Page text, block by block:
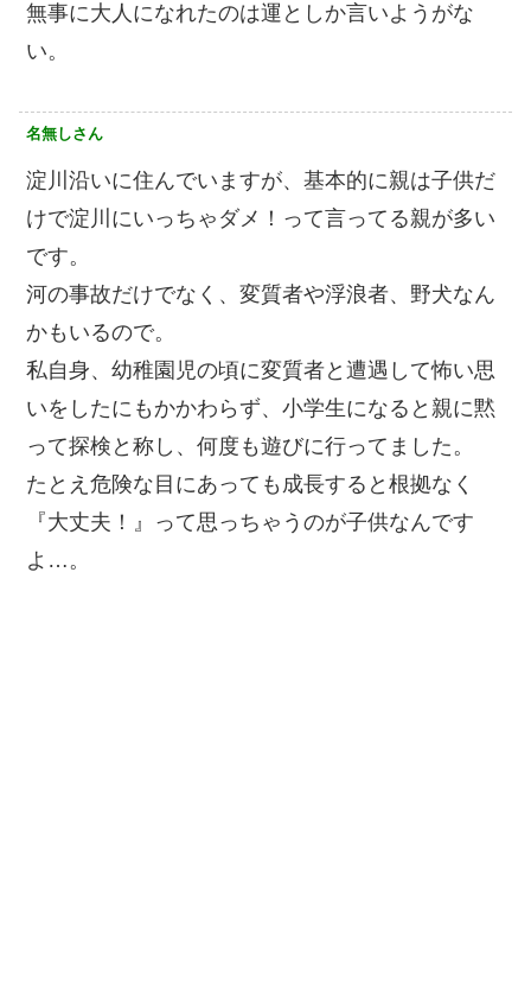
無事に大人になれたのは運としか言いようがな
い。
名無しさん
淀川沿いに住んでいますが、基本的に親は子供だ
けで淀川にいっちゃダメ！って言ってる親が多い
です。
河の事故だけでなく、変質者や浮浪者、野犬なん
かもいるので。
私自身、幼稚園児の頃に変質者と遭遇して怖い思
いをしたにもかかわらず、小学生になると親に黙
って探検と称し、何度も遊びに行ってました。
たとえ危険な目にあっても成長すると根拠なく
『大丈夫！』って思っちゃうのが子供なんです
よ…。